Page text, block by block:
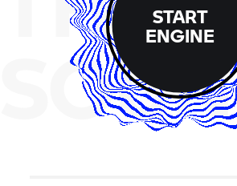
START
ENGINE